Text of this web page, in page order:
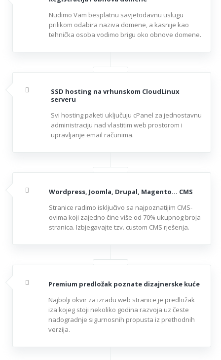
Nudimo Vam besplatnu savjetodavnu uslugu
prilikom odabira naziva domene, a kasnije kao
tehnička osoba vodimo brigu oko obnove domene.
SSD hosting na vrhunskom CloudLinux
serveru
Svi hosting paketi uključuju cPanel za jednostavnu
administraciju nad vlastitim web prostorom i
upravljanje email računima.
Wordpress, Joomla, Drupal, Magento... CMS
Stranice radimo isključivo sa najpoznatijim CMS-
ovima koji zajedno čine više od 70% ukupnog broja
stranica. Izbjegavajte tzv. custom CMS rješenja.
Premium predložak poznate dizajnerske kuće
Najbolji okvir za izradu web stranice je predložak
iza kojeg stoji nekoliko godina razvoja uz česte
nadogradnje sigurnosnih propusta iz prethodnih
verzija.